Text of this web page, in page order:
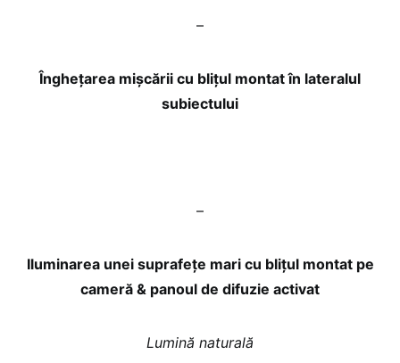
–
Înghețarea mișcării cu blițul montat în lateralul
subiectului
–
Iluminarea unei suprafețe mari cu blițul montat pe
cameră & panoul de difuzie activat
Lumină naturală